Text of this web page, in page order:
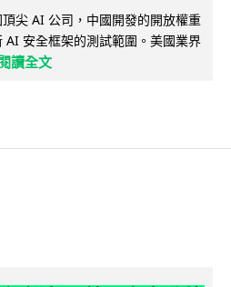
尖 AI 公司，中國開發的開放權重
AI 安全框架的測試範圍。美國業界
閱讀全文